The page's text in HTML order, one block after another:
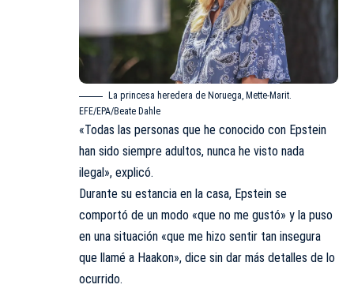
La princesa heredera de Noruega, Mette-Marit.
EFE/EPA/Beate Dahle
«Todas las personas que he conocido con Epstein
han sido siempre adultos, nunca he visto nada
ilegal», explicó.
Durante su estancia en la casa, Epstein se
comportó de un modo «que no me gustó» y la puso
en una situación «que me hizo sentir tan insegura
que llamé a Haakon», dice sin dar más detalles de lo
ocurrido.